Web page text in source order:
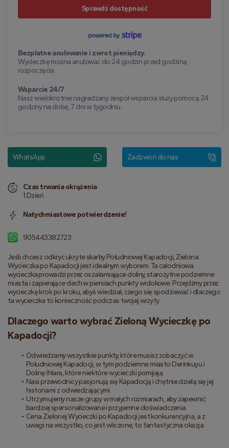
Jeśli chcesz odkryć ukryte skarby Południowej Kapadocji, Zielona
Wycieczka po Kapadocji jest idealnym wyborem. Ta całodniowa
wycieczka prowadzi przez oszałamiające doliny, starożytne podziemne
miasta i zapierające dech w piersiach punkty widokowe. Przejdźmy przez
wycieczkę krok po kroku, abyś wiedział, czego się spodziewać i dlaczego
ta wycieczka to konieczność podczas twojej wizyty.
Dlaczego warto wybrać Zieloną Wycieczkę po
Kapadocji?
Odwiedzamy wszystkie punkty, które musisz zobaczyć w
Południowej Kapadocji, w tym podziemne miasto Derinkuyu i
Dolinę Ihlara, które niektóre wycieczki pomijają.
Nasi przewodnicy pasjonują się Kapadocją i chętnie dzielą się jej
historiami z odwiedzającymi.
Utrzymujemy nasze grupy w małych rozmiarach, aby zapewnić
bardziej spersonalizowane i przyjemne doświadczenia.
Cena Zielonej Wycieczki po Kapadocji jest konkurencyjna, a z
uwagi na wszystko, co jest wliczone, to fantastyczna okazja.
Sprawdź dostępność
Bezpłatne anulowanie i zwrot pieniędzy.
Wycieczkę można anulować do 24 godzin przed godziną
rozpoczęcia.
Wsparcie 24/7
Nasz wielokrotnie nagradzany zespół wsparcia służy pomocą 24
godziny na dobę, 7 dni w tygodniu.
WhatsApp Zadzwoń do nas
Czas trwania okrążenia
1 Dzień
Natychmiastowe potwierdzenie!
905443382723